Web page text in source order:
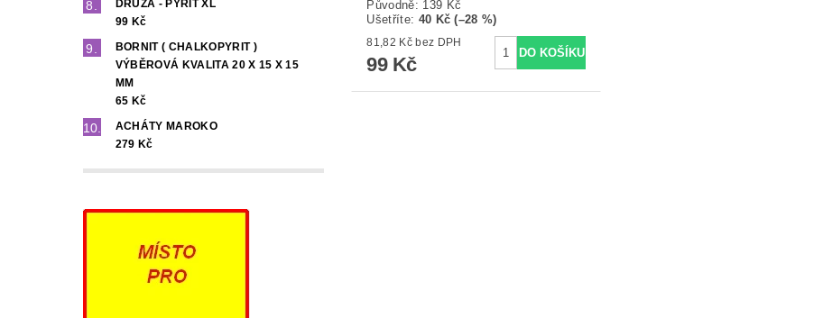
DRŮZA - PYRIT XL
99 Kč
BORNIT ( CHALKOPYRIT )
VÝBĚROVÁ KVALITA 20 X 15 X 15
MM
65 Kč
ACHÁTY MAROKO
279 Kč
Původně: 139 Kč
Ušetříte: 40 Kč (–28 %)
81,82 Kč bez DPH
99 Kč